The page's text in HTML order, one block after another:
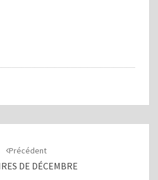
Précédent
DE DÉCEMBRE